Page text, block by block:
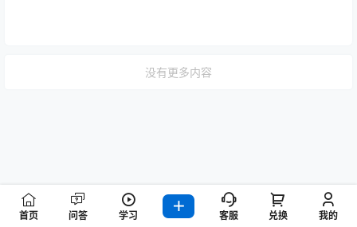
没有更多内容
首页 问答 学习 客服 兑换 我的